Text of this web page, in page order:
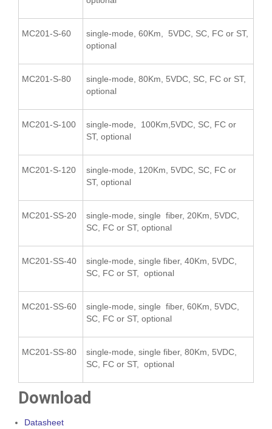
MC201-S-60
single-mode, 60Km, 5VDC, SC, FC or ST,
optional
MC201-S-80
single-mode, 80Km, 5VDC, SC, FC or ST,
optional
MC201-S-100
single-mode, 100Km,5VDC, SC, FC or
ST, optional
MC201-S-120
single-mode, 120Km, 5VDC, SC, FC or
ST, optional
MC201-SS-20
single-mode, single fiber, 20Km, 5VDC,
SC, FC or ST, optional
MC201-SS-40
single-mode, single fiber, 40Km, 5VDC,
SC, FC or ST, optional
MC201-SS-60
single-mode, single fiber, 60Km, 5VDC,
SC, FC or ST, optional
MC201-SS-80
single-mode, single fiber, 80Km, 5VDC,
SC, FC or ST, optional
Download
Datasheet